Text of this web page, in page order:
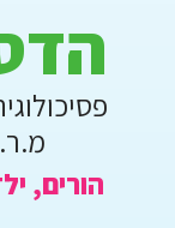
מ.ר. 27-116625
הורים,